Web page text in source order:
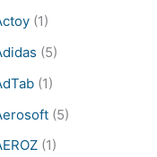
(1)
(5)
(1)
(5)
(1)